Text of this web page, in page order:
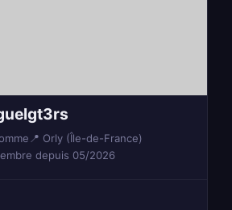
📍 Orly (Île-de-France)
depuis 05/2026